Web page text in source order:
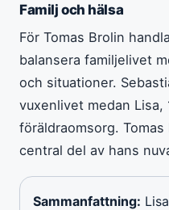
Familj och hälsa
För Tomas Brolin
balansera familjelivet
och situationer.
vuxenlivet medan Lisa,
föräldraomsorg.
central del av hans
Sammanfattning: